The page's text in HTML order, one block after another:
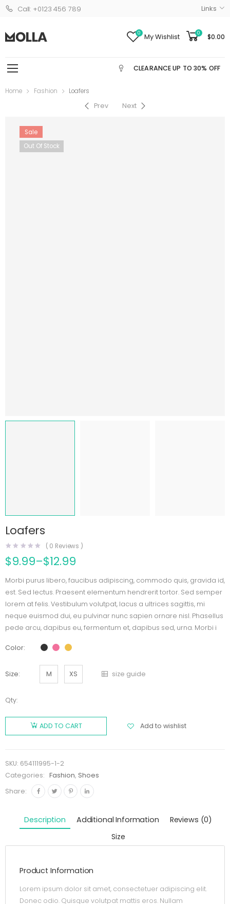
Call: +0123 456 789 Links
0 My Wishlist 0 $0.00
CLEARANCE UP TO 30% OFF
Home Fashion Loafers
Prev Next
Sale
Out Of Stock
Loafers
( 0 Reviews )
$9.99–$12.99
Morbi purus libero, faucibus adipiscing, commodo quis, gravida id,
est. Sed lectus. Praesent elementum hendrerit tortor. Sed semper
lorem at felis. Vestibulum volutpat, lacus a ultrices sagittis, mi
neque euismod dui, eu pulvinar nunc sapien ornare nisl. Phasellus
pede arcu, dapibus eu, fermentum et, dapibus sed, urna. Morbi i
Color
Size M XS size guide
Qty:
ADD TO CART Add to wishlist
SKU: 654111995-1-2
Categories:
Fashion, Shoes
Share:
Description Additional Information
Reviews (0)
Size
Product Information
Lorem ipsum dolor sit amet, consectetuer adipiscing elit.
Donec odio. Quisque volutpat mattis eros. Nullam